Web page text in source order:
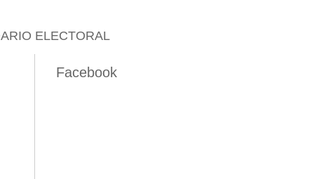
ELECTORAL
Facebook